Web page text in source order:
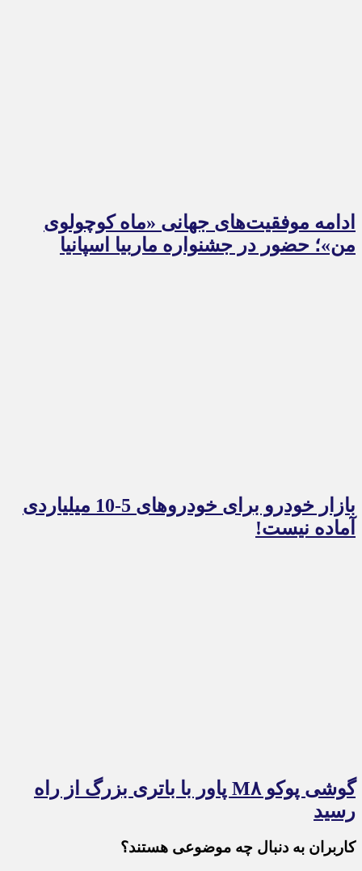
ادامه موفقیت‌های جهانی «ماه کوچولوی
من»؛ حضور در جشنواره ماربیا اسپانیا
بازار خودرو برای خودروهای 5-10 میلیاردی
آماده نیست!
گوشی پوکو M۸ پاور با باتری بزرگ از راه
رسید
کاربران به دنبال چه موضوعی هستند؟